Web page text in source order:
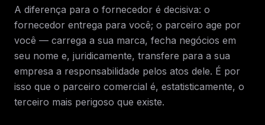
A diferença para o fornecedor é decisiva: o
fornecedor entrega para você; o parceiro age por
você — carrega a sua marca, fecha negócios em
seu nome e, juridicamente, transfere para a sua
empresa a responsabilidade pelos atos dele. É por
isso que o parceiro comercial é, estatisticamente, o
terceiro mais perigoso que existe.